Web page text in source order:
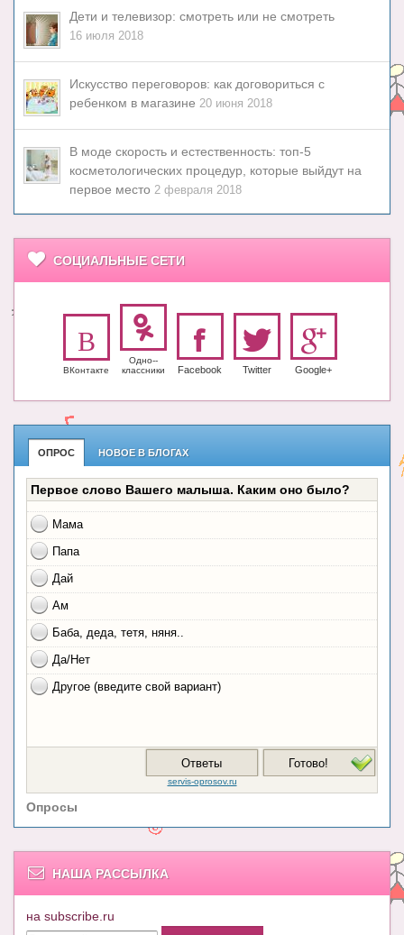
Дети и телевизор: смотреть или не смотреть
16 июля 2018
Искусство переговоров: как договориться с
ребенком в магазине 20 июня 2018
В моде скорость и естественность: топ-5
косметологических процедур, которые выйдут на
первое место 2 февраля 2018
СОЦИАЛЬНЫЕ СЕТИ
ВКонтакте
Одно-­
класс­ники
Facebook Twitter Google+
ОПРОС НОВОЕ В БЛОГАХ
Опросы
НАША РАССЫЛКА
на subscribe.ru